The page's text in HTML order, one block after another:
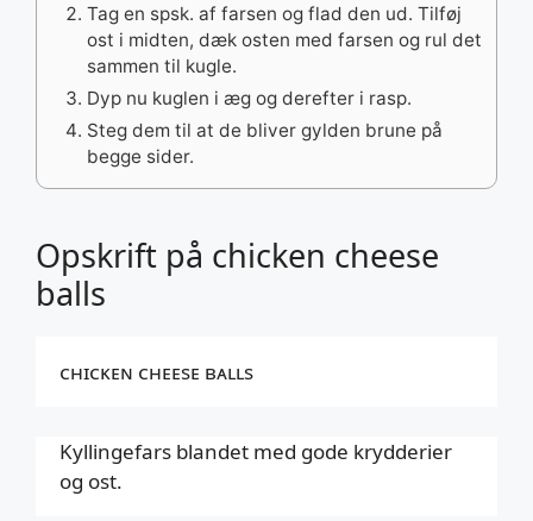
Opskrift på chicken cheese
balls
ᴄʜɪᴄᴋᴇɴ ᴄʜᴇᴇsᴇ ʙᴀʟʟs
Kyllingefars blandet med gode krydderier
og ost.
Tag en spsk. af farsen og flad den ud. Tilføj
ost i midten, dæk osten med farsen og rul det
sammen til kugle.
Dyp nu kuglen i æg og derefter i rasp.
Steg dem til at de bliver gylden brune på
begge sider.